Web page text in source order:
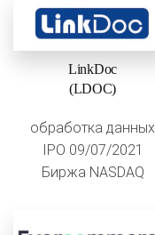
LinkDoc
(LDOC)
обработка данных
IPO 09/07/2021
Биржа NASDAQ